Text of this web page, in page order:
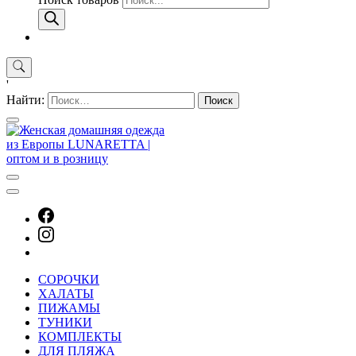
'
Найти:
СОРОЧКИ
ХАЛАТЫ
ПИЖАМЫ
ТУНИКИ
КОМПЛЕКТЫ
ДЛЯ ПЛЯЖА